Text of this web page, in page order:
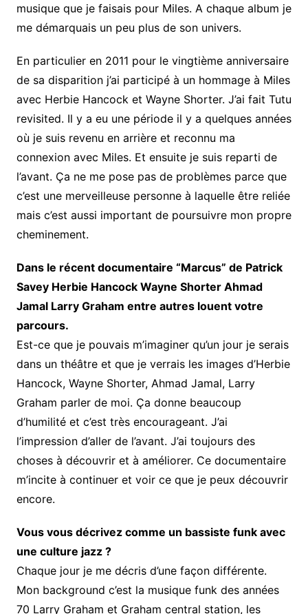
musique que je faisais pour Miles. A chaque album je
me démarquais un peu plus de son univers.
En particulier en 2011 pour le vingtième anniversaire
de sa disparition j’ai participé à un hommage à Miles
avec Herbie Hancock et Wayne Shorter. J’ai fait Tutu
revisited. Il y a eu une période il y a quelques années
où je suis revenu en arrière et reconnu ma
connexion avec Miles. Et ensuite je suis reparti de
l’avant. Ça ne me pose pas de problèmes parce que
c’est une merveilleuse personne à laquelle être reliée
mais c’est aussi important de poursuivre mon propre
cheminement.
Dans le récent documentaire “Marcus” de Patrick
Savey Herbie Hancock Wayne Shorter Ahmad
Jamal Larry Graham entre autres louent votre
parcours.
Est-ce que je pouvais m’imaginer qu’un jour je serais
dans un théâtre et que je verrais les images d’Herbie
Hancock, Wayne Shorter, Ahmad Jamal, Larry
Graham parler de moi. Ça donne beaucoup
d’humilité et c’est très encourageant. J’ai
l’impression d’aller de l’avant. J’ai toujours des
choses à découvrir et à améliorer. Ce documentaire
m’incite à continuer et voir ce que je peux découvrir
encore.
Vous vous décrivez comme un bassiste funk avec
une culture jazz ?
Chaque jour je me décris d’une façon différente.
Mon background c’est la musique funk des années
70 Larry Graham et Graham central station, les